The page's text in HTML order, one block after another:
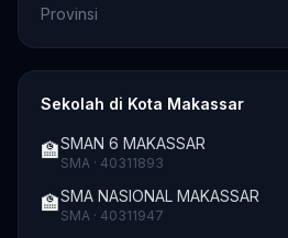
Provinsi
Sekolah di Kota Makassar
🏫SMAN 6 MAKASSAR
SMA · 40311893
🏫SMA NASIONAL MAKASSAR
SMA · 40311947